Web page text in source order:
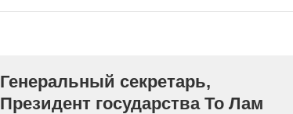
Генеральный секретарь,
Президент государства То Лам